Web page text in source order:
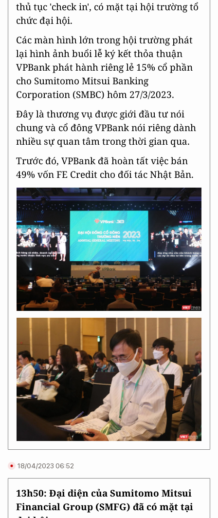
thủ tục 'check in', có mặt tại hội trường tổ
chức đại hội.
Các màn hình lớn trong hội trường phát
lại hình ảnh buổi lễ ký kết thỏa thuận
VPBank phát hành riêng lẻ 15% cổ phần
cho Sumitomo Mitsui Banking
Corporation (SMBC) hôm 27/3/2023.
Đây là thương vụ được giới đầu tư nói
chung và cổ đông VPBank nói riêng dành
nhiều sự quan tâm trong thời gian qua.
Trước đó, VPBank đã hoàn tất việc bán
49% vốn FE Credit cho đối tác Nhật Bản.
18/04/2023 06:52
13h50: Đại diện của Sumitomo Mitsui
Financial Group (SMFG) đã có mặt tại